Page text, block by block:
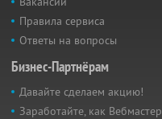
Правила сервиса
Ответы на вопросы
Бизнес-Партнёрам
Давайте сделаем акцию!
Заработайте, как Вебмастер